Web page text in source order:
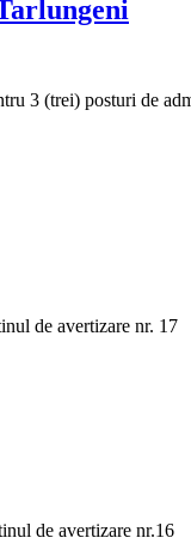
3 (trei) posturi de
de avertizare nr. 17
de avertizare nr.16